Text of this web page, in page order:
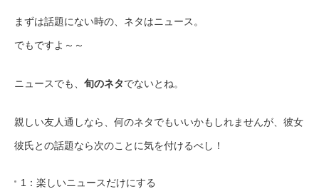
まずは話題にない時の、ネタはニュース。
でもですよ～～
ニュースでも、 旬のネタでないとね。
親しい友人通しなら、何のネタでもいいかもしれませんが、彼女
彼氏との話題なら次のことに気を付けるべし！
1：楽しいニュースだけにする